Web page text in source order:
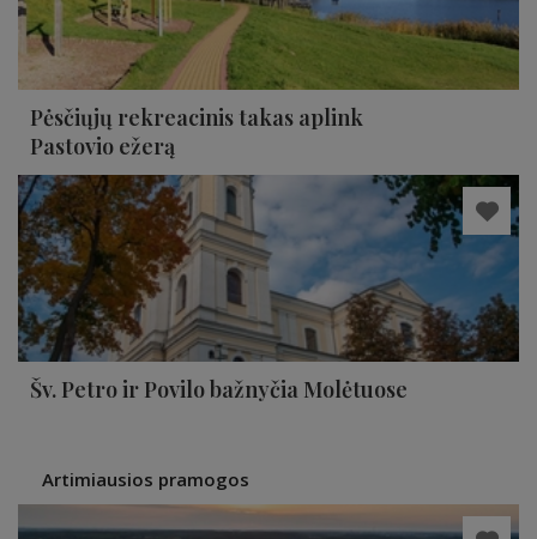
Pėsčiųjų rekreacinis takas aplink
Pastovio ežerą
Šv. Petro ir Povilo bažnyčia Molėtuose
Artimiausios pramogos